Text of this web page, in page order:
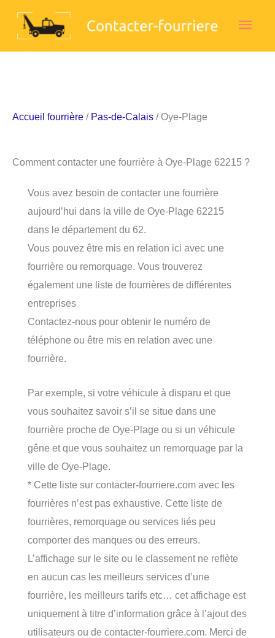
Accueil fourrière / Pas-de-Calais / Oye-Plage
Comment contacter une fourrière à Oye-Plage 62215 ?
Vous avez besoin de contacter une fourrière
aujourd’hui dans la ville de Oye-Plage 62215
dans le département du 62.
Vous pouvez être mis en relation ici avec une
fourrière ou remorquage. Vous trouverez
également une liste de fourrières de différentes
entreprises
Contactez-nous pour obtenir le numéro de
téléphone ou être mis en relation avec une
fourrière.
Par exemple, si votre véhicule à disparu et que
vous souhaitez savoir s’il se situe dans une
fourrière proche de Oye-Plage ou si un véhicule
gêne et que vous souhaitez un remorquage par la
ville de Oye-Plage.
* Cette liste sur contacter-fourriere.com avec les
fourrières n’est pas exhaustive. Cette liste de
fourrières, remorquage ou services liés peu
comporter des manques ou des erreurs.
L’affichage sur le site ou le classement ne reflète
en aucun cas les meilleurs services d’une
fourrière, les meilleurs tarifs etc… cet affichage est
uniquement à titre d’information grâce à l’ajout des
utilisateurs ou de contacter-fourriere.com. Merci de